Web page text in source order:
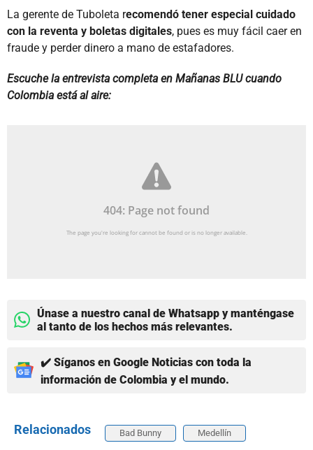
La gerente de Tuboleta recomendó tener especial cuidado
con la reventa y boletas digitales, pues es muy fácil caer en
fraude y perder dinero a mano de estafadores.
Escuche la entrevista completa en Mañanas BLU cuando
Colombia está al aire:
Únase a nuestro canal de Whatsapp y manténgase
al tanto de los hechos más relevantes.
✔️ Síganos en Google Noticias con toda la
información de Colombia y el mundo.
Relacionados Bad Bunny Medellín